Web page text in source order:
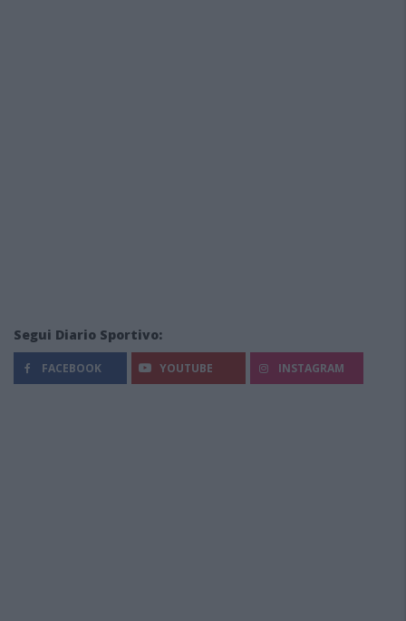
Segui Diario Sportivo:
FACEBOOK YOUTUBE INSTAGRAM